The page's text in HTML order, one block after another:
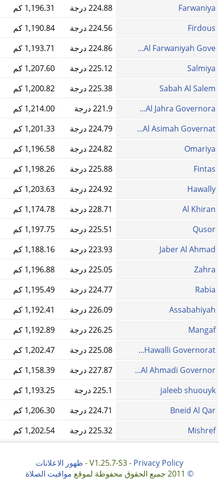
Farwaniya
224.88 درجة
1,196.31 كم
Firdous
224.56 درجة
1,190.84 كم
Al Farwaniyah Gove...
224.86 درجة
1,193.71 كم
Salmiya
225.12 درجة
1,207.60 كم
Sabah Al Salem
225.38 درجة
1,200.82 كم
Al Jahra Governora...
221.9 درجة
1,214.00 كم
Al Asimah Governat...
224.79 درجة
1,201.33 كم
Omariya
224.82 درجة
1,196.58 كم
Fintas
225.88 درجة
1,198.26 كم
Hawally
224.92 درجة
1,203.63 كم
Al Khiran
228.71 درجة
1,174.78 كم
Qusor
225.51 درجة
1,197.75 كم
Jaber Al Ahmad
223.93 درجة
1,188.16 كم
Zahra
225.05 درجة
1,196.88 كم
Rabia
224.77 درجة
1,195.49 كم
Assabahiyah
226.09 درجة
1,192.41 كم
Mangaf
226.25 درجة
1,192.89 كم
Hawalli Governorat...
225.08 درجة
1,202.47 كم
Al Ahmadi Governor...
227.87 درجة
1,158.39 كم
jaleeb shuouyk
225.1 درجة
1,193.25 كم
Bneid Al Qar
224.71 درجة
1,206.30 كم
Mishref
225.32 درجة 1,202.54 كم
V1.25.7-S3 - Privacy Policy
- ظهور الاعلانات
©
مواقيت الصلاة